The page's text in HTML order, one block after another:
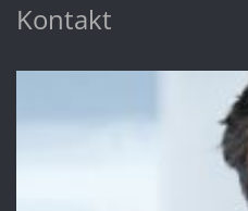
Kontakt